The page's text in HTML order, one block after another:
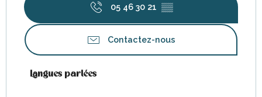
05 46 30 21 ▒▒
Contactez-nous
Langues parlées
Langues parlées